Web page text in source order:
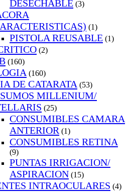
DESECHABLE (3)
(1)
PISTOLA REUSABLE (1)
(2)
(160)
(160)
DE CATARATA (53)
MILLENIUM/
(25)
CONSUMIBLES CAMARA
ANTERIOR (1)
CONSUMIBLES RETINA
(9)
PUNTAS IRRIGACION/
ASPIRACION (15)
INTRAOCULARES (4)